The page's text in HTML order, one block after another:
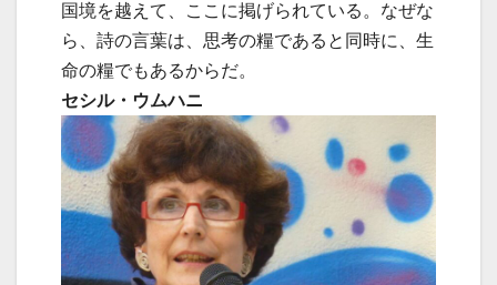
国境を越えて、ここに掲げられている。なぜな
ら、詩の言葉は、思考の糧であると同時に、生
命の糧でもあるからだ。
セシル・ウムハニ